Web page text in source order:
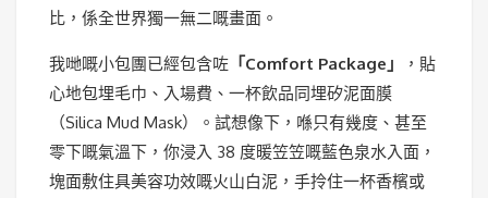
比，係全世界獨一無二嘅畫面。
我哋嘅小包團已經包含咗 「Comfort Package」
，貼
心地包埋毛巾、入場費、一杯飲品同埋矽泥面膜
（Silica Mud Mask）。試想像下，喺只有幾度、甚至
零下嘅氣溫下，你浸入 38 度暖笠笠嘅藍色泉水入面，
塊面敷住具美容功效嘅火山白泥，手拎住一杯香檳或